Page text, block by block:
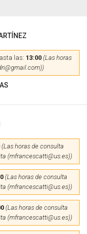
las: 13:00 (Las horas
(Las horas de consulta
(mfrancescatti@us.es))
(Las horas de consulta
(mfrancescatti@us.es))
(Las horas de consulta
(mfrancescatti@us.es))